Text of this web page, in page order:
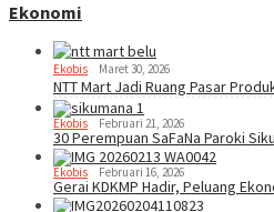
Ekonomi
Ekobis Maret 30, 2026
NTT Mart Jadi Ruang Pasar
Ekobis Februari 21, 2026
30 Perempuan SaFaNa Paroki
Ekobis Februari 16, 2026
Gerai KDKMP Hadir, Peluang